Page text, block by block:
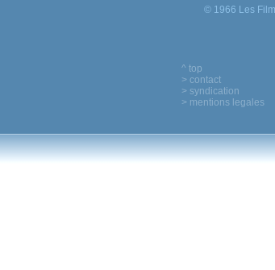
© 1966 Les
^ top
> contact
> syndication
> mentions legales